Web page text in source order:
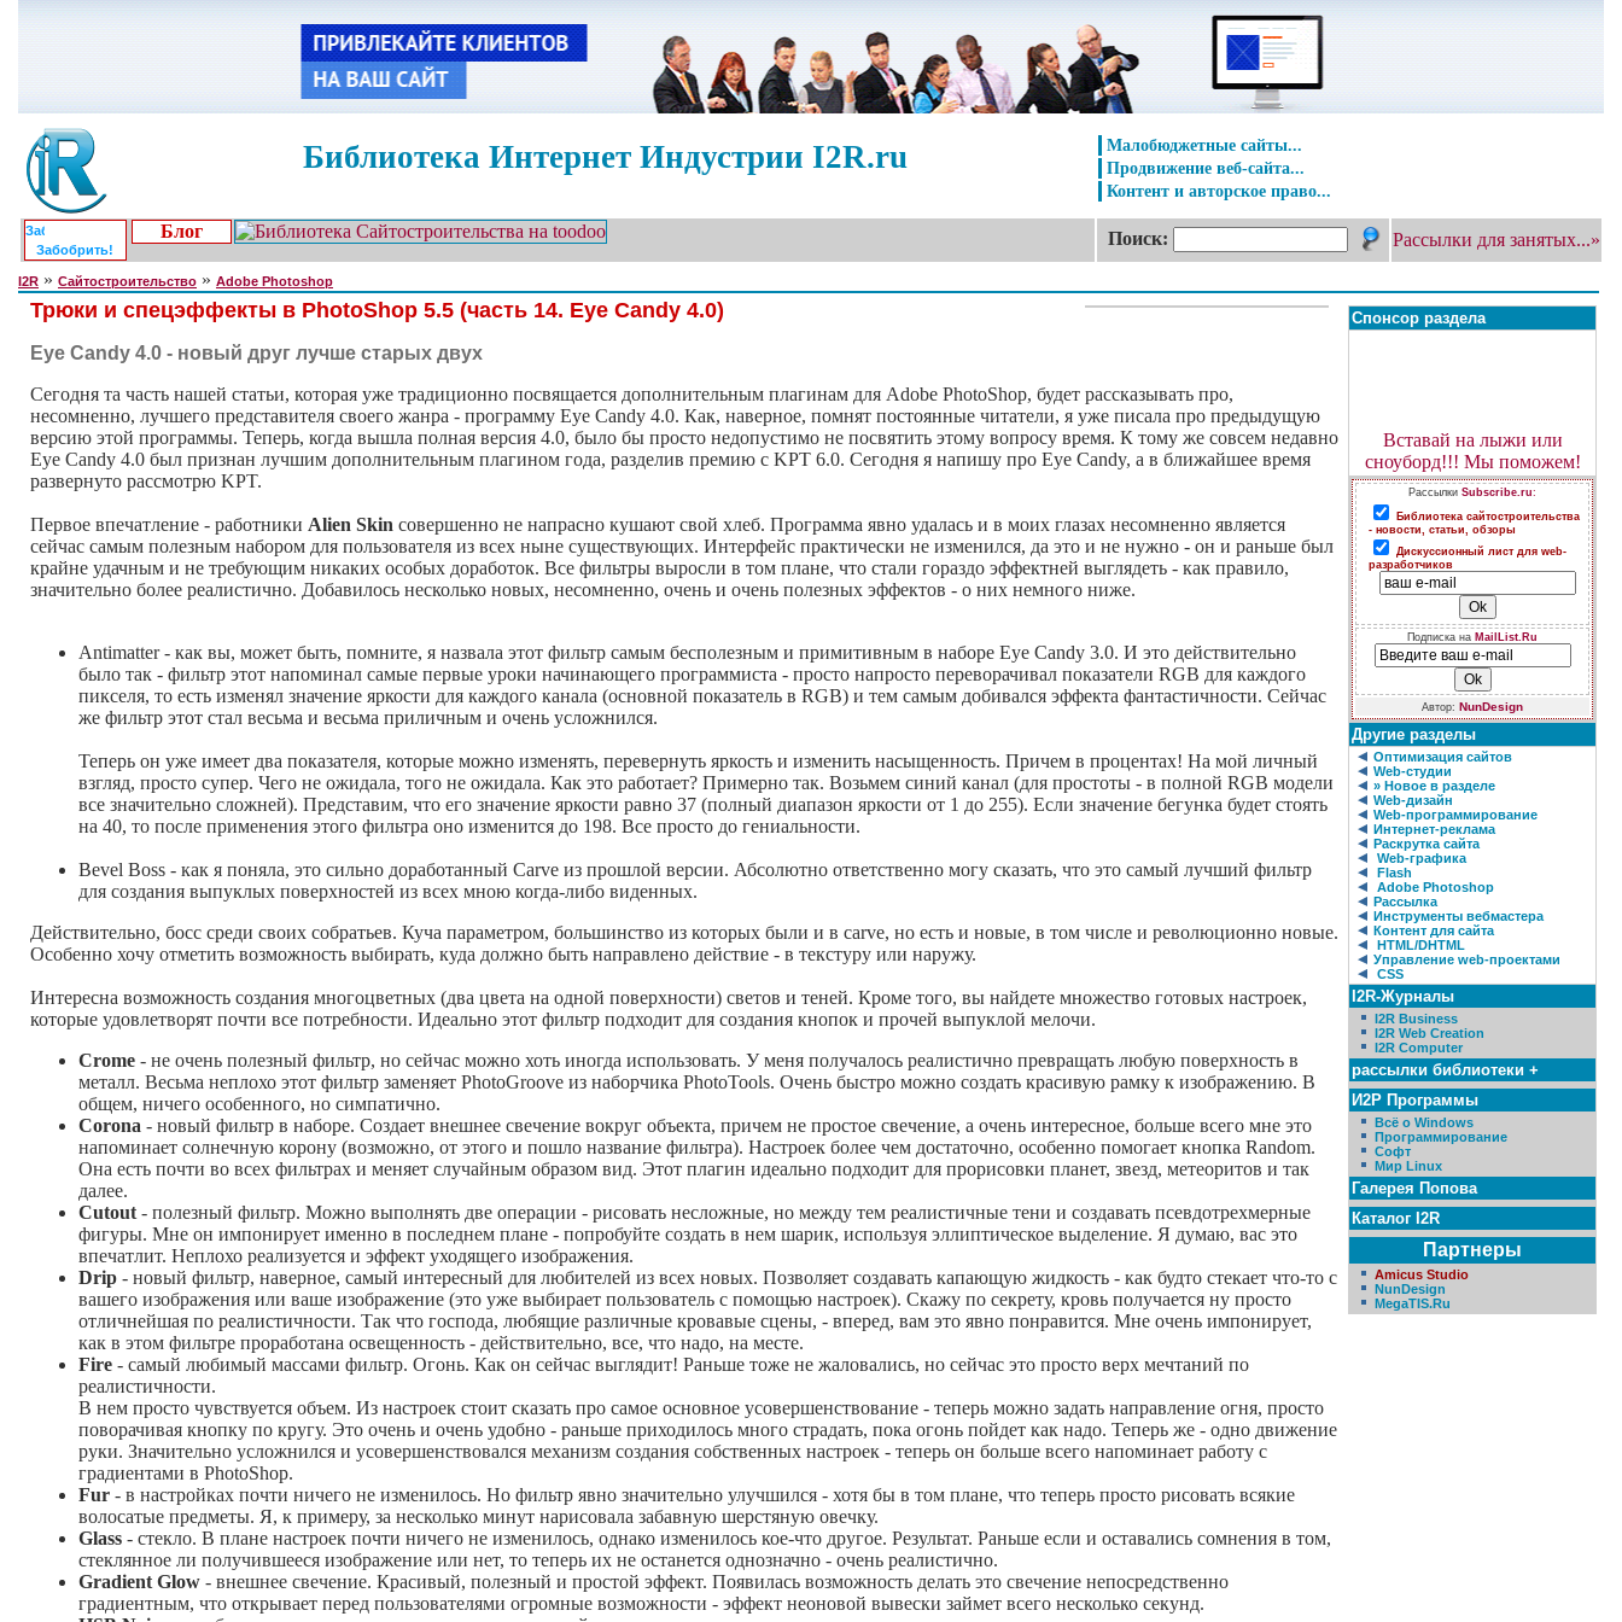
Библиотека Интернет Индустрии I2R.ru
Малобюджетные сайты...
Продвижение веб-сайта...
Контент и авторское право...
Забобрить!
Блог Поиск: Рассылки для занятых...»
I2R » Сайтостроительство » Adobe Photoshop
Трюки и спецэффекты в PhotoShop 5.5 (часть 14. Eye Candy 4.0)
Eye Candy 4.0 - новый друг лучше старых двух
Сегодня та часть нашей статьи, которая уже традиционно посвящается дополнительным плагинам для Adobe PhotoShop, будет рассказывать про,
несомненно, лучшего представителя своего жанра - программу Eye Сandy 4.0. Как, наверное, помнят постоянные читатели, я уже писала про предыдущую
версию этой программы. Теперь, когда вышла полная версия 4.0, было бы просто недопустимо не посвятить этому вопросу время. К тому же совсем недавно
Eye Сandy 4.0 был признан лучшим дополнительным плагином года, разделив премию с KPT 6.0. Сегодня я напишу про Eye Candy, а в ближайшее время
развернуто рассмотрю KPT.
Первое впечатление - работники Alien Skin совершенно не напрасно кушают свой хлеб. Программа явно удалась и в моих глазах несомненно является
сейчас самым полезным набором для пользователя из всех ныне существующих. Интерфейс практически не изменился, да это и не нужно - он и раньше был
крайне удачным и не требующим никаких особых доработок. Все фильтры выросли в том плане, что стали гораздо эффектней выглядеть - как правило,
значительно более реалистично. Добавилось несколько новых, несомненно, очень и очень полезных эффектов - о них немного ниже.
Antimatter - как вы, может быть, помните, я назвала этот фильтр самым бесполезным и примитивным в наборе Eye Candy 3.0. И это действительно
было так - фильтр этот напоминал самые первые уроки начинающего программиста - просто напросто переворачивал показатели RGB для каждого
пикселя, то есть изменял значение яркости для каждого канала (основной показатель в RGB) и тем самым добивался эффекта фантастичности. Сейчас
же фильтр этот стал весьма и весьма приличным и очень усложнился.
Теперь он уже имеет два показателя, которые можно изменять, перевернуть яркость и изменить насыщенность. Причем в процентах! На мой личный
взгляд, просто супер. Чего не ожидала, того не ожидала. Как это работает? Примерно так. Возьмем синий канал (для простоты - в полной RGB модели
все значительно сложней). Представим, что его значение яркости равно 37 (полный диапазон яркости от 1 до 255). Если значение бегунка будет стоять
на 40, то после применения этого фильтра оно изменится до 198. Все просто до гениальности.
Bevel Boss - как я поняла, это сильно доработанный Carve из прошлой версии. Абсолютно ответственно могу сказать, что это самый лучший фильтр
для создания выпуклых поверхностей из всех мною когда-либо виденных.
Действительно, босс среди своих собратьев. Куча параметром, большинство из которых были и в carve, но есть и новые, в том числе и революционно новые.
Особенно хочу отметить возможность выбирать, куда должно быть направлено действие - в текстуру или наружу.
Интересна возможность создания многоцветных (два цвета на одной поверхности) светов и теней. Кроме того, вы найдете множество готовых настроек,
которые удовлетворят почти все потребности. Идеально этот фильтр подходит для создания кнопок и прочей выпуклой мелочи.
Crome - не очень полезный фильтр, но сейчас можно хоть иногда использовать. У меня получалось реалистично превращать любую поверхность в
металл. Весьма неплохо этот фильтр заменяет PhotoGroove из наборчика PhotoTools. Очень быстро можно создать красивую рамку к изображению. В
общем, ничего особенного, но симпатично.
Corona - новый фильтр в наборе. Создает внешнее свечение вокруг объекта, причем не простое свечение, а очень интересное, больше всего мне это
напоминает солнечную корону (возможно, от этого и пошло название фильтра). Настроек более чем достаточно, особенно помогает кнопка Random.
Она есть почти во всех фильтрах и меняет случайным образом вид. Этот плагин идеально подходит для прорисовки планет, звезд, метеоритов и так
далее.
Cutout - полезный фильтр. Можно выполнять две операции - рисовать несложные, но между тем реалистичные тени и создавать псевдотрехмерные
фигуры. Мне он импонирует именно в последнем плане - попробуйте создать в нем шарик, используя эллиптическое выделение. Я думаю, вас это
впечатлит. Неплохо реализуется и эффект уходящего изображения.
Drip - новый фильтр, наверное, самый интересный для любителей из всех новых. Позволяет создавать капающую жидкость - как будто стекает что-то с
вашего изображения или ваше изображение (это уже выбирает пользователь с помощью настроек). Скажу по секрету, кровь получается ну просто
отличнейшая по реалистичности. Так что господа, любящие различные кровавые сцены, - вперед, вам это явно понравится. Мне очень импонирует,
как в этом фильтре проработана освещенность - действительно, все, что надо, на месте.
Fire - самый любимый массами фильтр. Огонь. Как он сейчас выглядит! Раньше тоже не жаловались, но сейчас это просто верх мечтаний по
реалистичности.
В нем просто чувствуется объем. Из настроек стоит сказать про самое основное усовершенствование - теперь можно задать направление огня, просто
поворачивая кнопку по кругу. Это очень и очень удобно - раньше приходилось много страдать, пока огонь пойдет как надо. Теперь же - одно движение
руки. Значительно усложнился и усовершенствовался механизм создания собственных настроек - теперь он больше всего напоминает работу с
градиентами в PhotoShop.
Fur - в настройках почти ничего не изменилось. Но фильтр явно значительно улучшился - хотя бы в том плане, что теперь просто рисовать всякие
волосатые предметы. Я, к примеру, за несколько минут нарисовала забавную шерстяную овечку.
Glass - стекло. В плане настроек почти ничего не изменилось, однако изменилось кое-что другое. Результат. Раньше если и оставались сомнения в том,
стеклянное ли получившееся изображение или нет, то теперь их не останется однозначно - очень реалистично.
Gradient Glow - внешнее свечение. Красивый, полезный и простой эффект. Появилась возможность делать это свечение непосредственно
градиентным, что открывает перед пользователями огромные возможности - эффект неоновой вывески займет всего несколько секунд.
Спонсор раздела
Вставай на лыжи или
сноуборд!!! Мы поможем!
Рассылки Subscribe.ru:
Библиотека сайтостроительства
- новости, статьи, обзоры
Дискуссионный лист для web-
разработчиков
Подписка на MailList.Ru
Автор: NunDesign
Другие разделы
Оптимизация сайтов
Web-студии
» Новое в разделе
Web-дизайн
Web-программирование
Интернет-реклама
Раскрутка сайта
Web-графика
Flash
Adobe Photoshop
Рассылка
Инструменты вебмастера
Контент для сайта
HTML/DHTML
Управление web-проектами
CSS
I2R-Журналы
I2R Business
I2R Web Creation
I2R Computer
рассылки библиотеки +
И2Р Программы
Всё о Windows
Программирование
Софт
Мир Linux
Галерея Попова
Каталог I2R
Партнеры
Amicus Studio
NunDesign
MegaTIS.Ru